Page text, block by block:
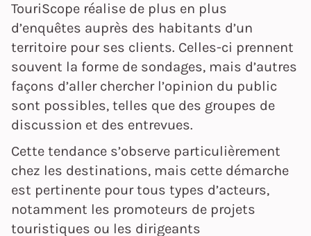
TouriScope réalise de plus en plus
d’enquêtes auprès des habitants d’un
territoire pour ses clients. Celles-ci prennent
souvent la forme de sondages, mais d’autres
façons d’aller chercher l’opinion du public
sont possibles, telles que des groupes de
discussion et des entrevues.
Cette tendance s’observe particulièrement
chez les destinations, mais cette démarche
est pertinente pour tous types d’acteurs,
notamment les promoteurs de projets
touristiques ou les dirigeants